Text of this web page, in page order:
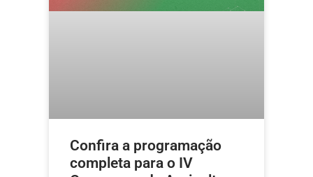
Confira a programação
completa para o IV